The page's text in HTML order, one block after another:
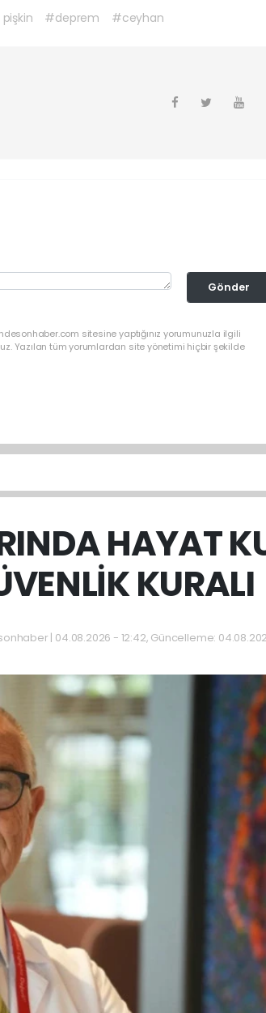
#deprem #ceyhan
Gönder
sitesine yaptığınız yorumunuzla ilgili
Yazılan tüm yorumlardan site yönetimi hiçbir şekilde
HAYAT
KURALI
| 04.08.2026 - 12:42, Güncelleme: